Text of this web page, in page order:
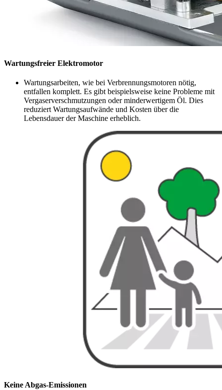
Wartungsfreier Elektromotor
Wartungsarbeiten, wie bei Verbrennungsmotoren nötig,
entfallen komplett. Es gibt beispielsweise keine Probleme mit
Vergaserverschmutzungen oder minderwertigem Öl. Dies
reduziert Wartungsaufwände und Kosten über die
Lebensdauer der Maschine erheblich.
Keine Abgas-Emissionen